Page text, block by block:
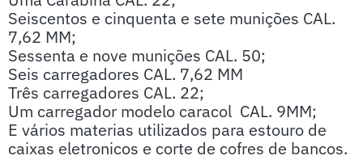
Seiscentos e cinquenta e sete munições CAL.
7,62 MM;
Sessenta e nove munições CAL. 50;
Seis carregadores CAL. 7,62 MM
Três carregadores CAL. 22;
Um carregador modelo caracol CAL. 9MM;
E vários materias utilizados para estouro de
caixas eletronicos e corte de cofres de bancos.